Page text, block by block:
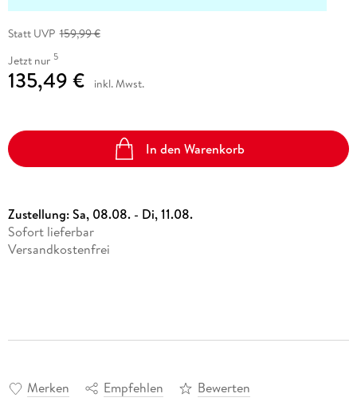
Statt UVP 159,99 €
Jetzt nur 5
135,49 € inkl. Mwst.
In den Warenkorb
Zustellung:Sa, 08.08. - Di, 11.08.
Sofort lieferbar
Versandkostenfrei
Merken Empfehlen Bewerten